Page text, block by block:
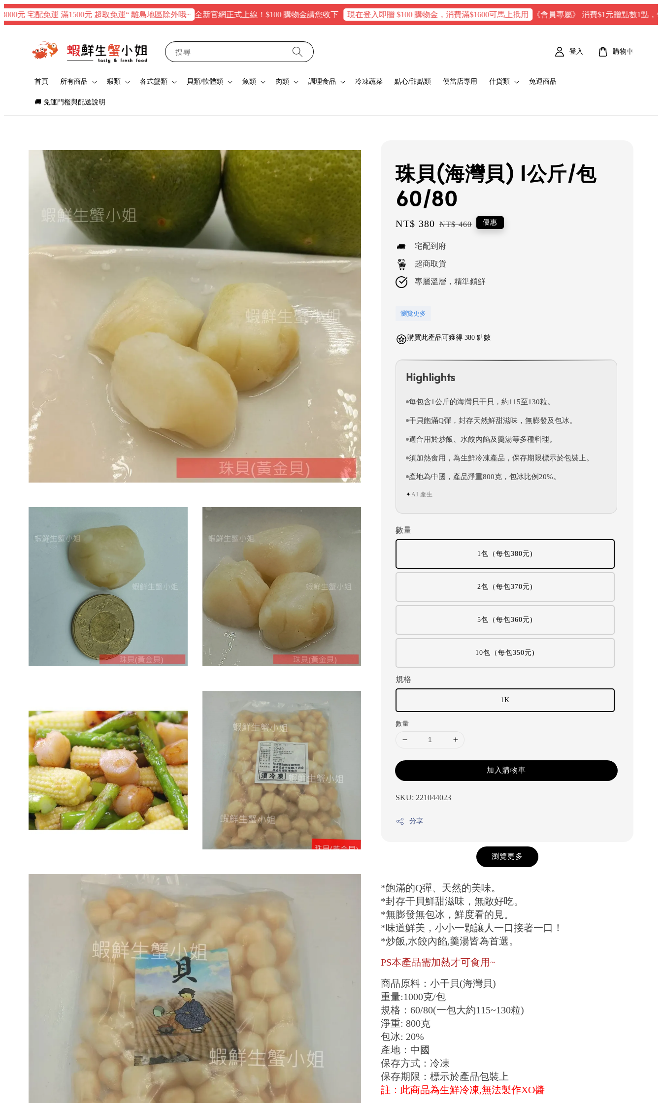
配免運 滿1500元 超取免運“ 離島地區除外哦~ 全新官網正式上線！$100 購物金請您收下 現在登入即贈 $100 購物金，消費滿$1600可馬上扺用 《會員專屬》 消費$1元贈點數1點，每100 點
搜尋
首頁 所有商品 蝦類 各式蟹類 貝類/軟體類 魚類 肉類 調理食品 冷凍蔬菜 點心/甜點類 便當店專用 什貨類 免運商品
🚚 免運門檻與配送說明
登入 購物車
珠貝(海灣貝) 1公斤/包
60/80
Sale
NT$ 380 Regular
NT$ 460 優惠
宅配到府
超商取貨
專屬溫層，精準鎖鮮
瀏覽更多
購買此產品可獲得 380 點數
Highlights
每包含1公斤的海灣貝干貝，約115至130粒。
干貝飽滿Q彈，封存天然鮮甜滋味，無膨發及包冰。
適合用於炒飯、水餃內餡及羹湯等多種料理。
須加熱食用，為生鮮冷凍產品，保存期限標示於包裝上。
產地為中國，產品淨重800克，包冰比例20%。
✦ AI 產生
數量
1包（每包380元)
2包（每包370元)
5包（每包360元)
10包（每包350元)
規格
1K
數量
加入購物車
SKU: 221044023
分享
瀏覽更多
*飽滿的Q彈、天然的美味。
*封存干貝鮮甜滋味，無敵好吃。
*無膨發無包冰，鮮度看的見。
*味道鮮美，小小一顆讓人一口接著一口！
*炒飯,水餃內餡,羹湯皆為首選。
PS本產品需加熱才可食用~
商品原料：小干貝(海灣貝)
重量:1000克/包
規格：60/80(一包大約115~130粒)
淨重: 800克
包冰: 20%
產地：中國
保存方式：冷凍
保存期限：標示於產品包裝上
註：此商品為生鮮冷凍,無法製作XO醬